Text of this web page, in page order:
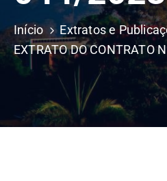
Transparência
Webmail
Início
Extratos e
EXTRATO DO CONTRATO